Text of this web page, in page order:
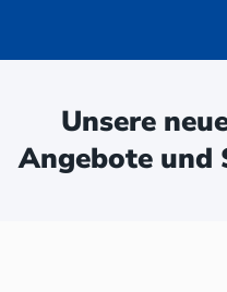
Unsere
Angebote und